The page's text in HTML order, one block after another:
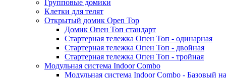
Групповые домики
Клетки для телят
Открытый домик Open Top
Домик Опен Топ стандарт
Стартерная тележка Опен Топ - одинарная
Стартерная тележка Опен Топ - двойная
Стартерная тележка Опен Топ - тройная
Модульная система Indoor Combo
Модульная система Indoor Combo - Базовый